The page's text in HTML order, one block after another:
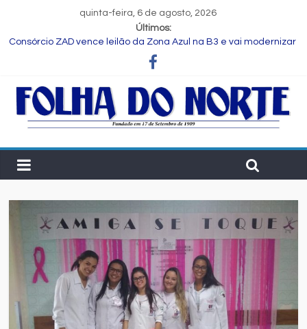
quinta-feira, 6 de agosto, 2026
Últimos:
Consórcio ZAD vence leilão da Zona Azul na B3 e vai modernizar
estacionamento rotativo de Feira de Santana
oficina pedagógica
Estudante de Salvador é selecionada para intercâmbio em
tecnologia na China
objetivo de fortalecer o setor na Bahia
Nordeste deve produzir mais de 1 milhão de toneladas de
algodão pela primeira vez, aponta Etene